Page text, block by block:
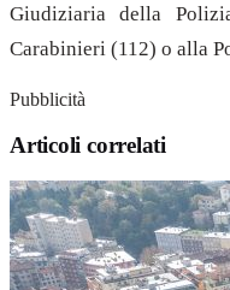
Giudiziaria della
Carabinieri (112) o alla
Pubblicità
Articoli correlati